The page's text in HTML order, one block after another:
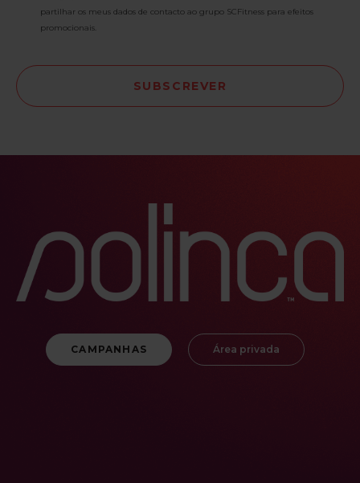
partilhar os meus dados de contacto ao grupo SCFitness para efeitos
promocionais.
CAMPANHAS Área privada